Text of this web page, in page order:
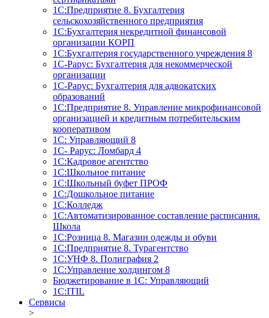
1С:Предприятие 8. Бухгалтерия
сельскохозяйственного предприятия
1C:Бухгалтерия некредитной финансовой
организации КОРП
1С:Бухгалтерия государственного учреждения 8
1С-Рарус: Бухгалтерия для некоммерческой
организации
1С-Рарус: Бухгалтерия для адвокатских
образований
1С:Предприятие 8. Управление микрофинансовой
организацией и кредитным потребительским
кооперативом
1С: Управляющий 8
1С- Рарус: Ломбард 4
1С:Кадровое агентство
1С:Школьное питание
1С:Школьный буфет ПРОФ
1C:Дошкольное питание
1С:Колледж
1С:Автоматизированное составление расписания.
Школа
1С:Розница 8. Магазин одежды и обуви
1С:Предприятие 8. Турагентство
1С:УНФ 8. Полиграфия 2
1С:Управление холдингом 8
Бюджетирование в 1С: Управляющий
1С:ITIL
Сервисы
>